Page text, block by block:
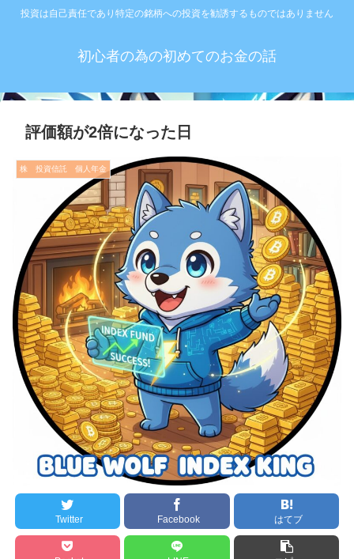
投資は自己責任であり特定の銘柄への投資を勧誘するものではありません
初心者の為の初めてのお金の話
評価額が2倍になった日
株 投資信託 個人年金
Twitter Facebook はてブ